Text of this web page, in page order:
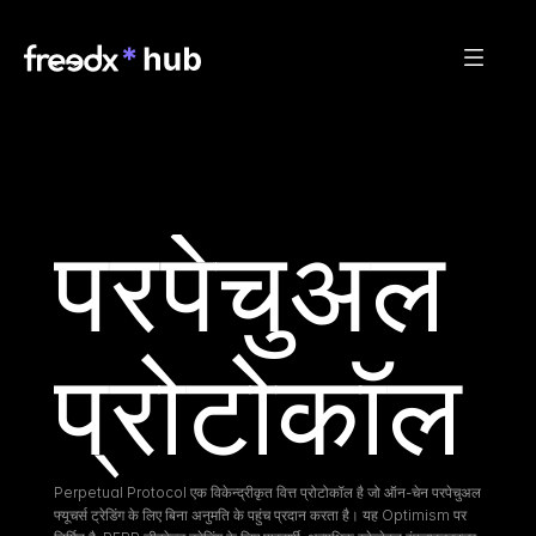
परपेचुअल
प्रोटोकॉल
Perpetual Protocol एक विकेन्द्रीकृत वित्त प्रोटोकॉल है जो ऑन-चेन परपेचुअल
फ्यूचर्स ट्रेडिंग के लिए बिना अनुमति के पहुंच प्रदान करता है। यह Optimism पर